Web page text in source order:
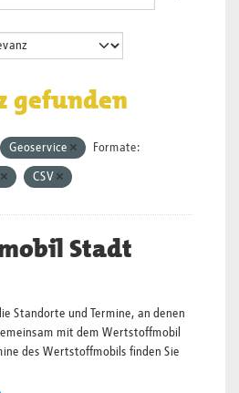
gefunden
Geoservice Formate:
CSV
Stadt
Standorte und Termine, an denen
mit dem Wertstoffmobil
des Wertstoffmobils finden Sie